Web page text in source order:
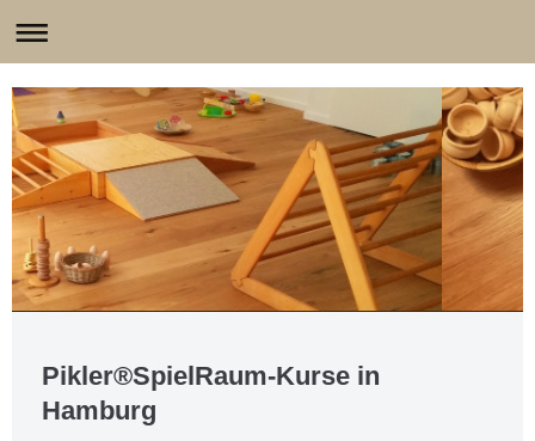
Pikler®SpielRaum-Kurse in
Hamburg